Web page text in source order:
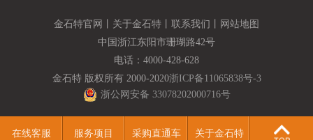
金石特官网 关于金石特 联系我们
网站地图
中国浙江东阳市珊瑚路42号
电话： 4000-428-628
金石特 版权所有 2000-2020浙ICP备11065838号-3
浙公网安备 33078202000716号
在线客服 服务项目 采购直通车 关于金石特